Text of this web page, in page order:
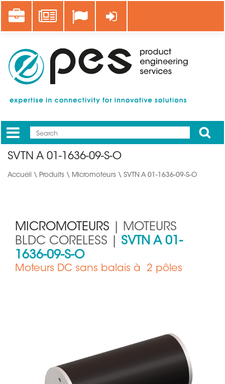
au
contenu
Career News Se connecter
Mobile
Main
Apply
SVTN A 01-1636-09-S-O
Accueil \ Produits \ Micromoteurs \ SVTN A 01-1636-09-S-O
MICROMOTEURS | MOTEURS
BLDC CORELESS | SVTN A 01-
1636-09-S-O
Moteurs DC sans balais à 2 pôles